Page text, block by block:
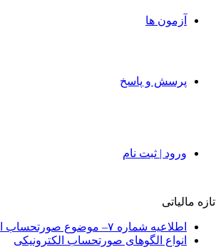
آزمون ها
پرسش و پاسخ
ورود | ثبت نام
تازه مالیاتی
اطلاعیه شماره ۷– موضوع صورتحساب الکترونیکی
انواع الگوهای صورتحساب الکترونیکی